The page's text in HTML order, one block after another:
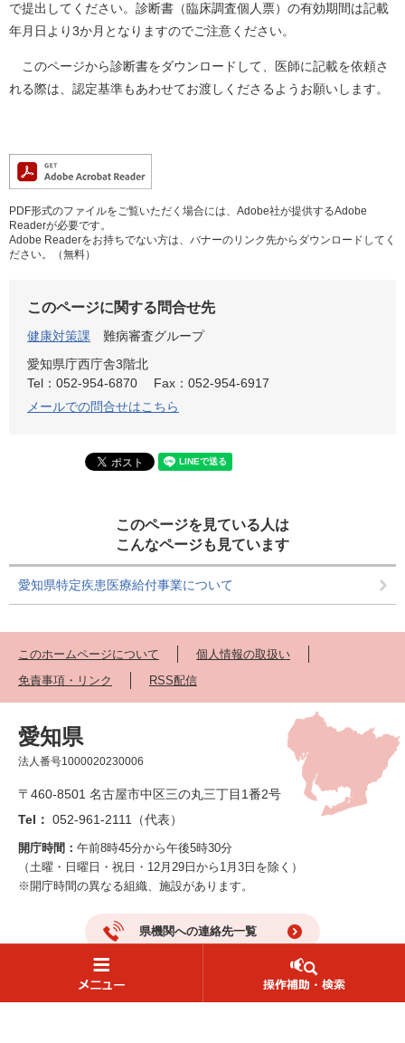
読み上げ・ふりがな
で提出してください。診断書（臨床調査個人票）の有効期間は記載
年月日より3か月となりますのでご注意ください。
このページから診断書をダウンロードして、医師に記載を依頼さ
れる際は、認定基準もあわせてお渡しくださるようお願いします。
PDF形式のファイルをご覧いただく場合には、Adobe社が提供するAdobe
Readerが必要です。
Adobe Readerをお持ちでない方は、バナーのリンク先からダウンロードしてく
ださい。（無料）
このページに関する問合せ先
健康対策課
難病審査グループ
愛知県庁西庁舎3階北
Tel：052-954-6870
Fax：052-954-6917
メールでの問合せはこちら
このページを見ている人は
こんなページも見ています
愛知県特定疾患医療給付事業について
このホームページについて
個人情報の取扱い
免責事項・リンク
RSS配信
愛知県
法人番号1000020230006
〒460-8501 名古屋市中区三の丸三丁目1番2号
Tel： 052-961-2111（代表）
開庁時間： 午前8時45分から午後5時30分
（土曜・日曜日・祝日・12月29日から1月3日を除く）
※開庁時間の異なる組織、施設があります。
県機関への連絡先一覧